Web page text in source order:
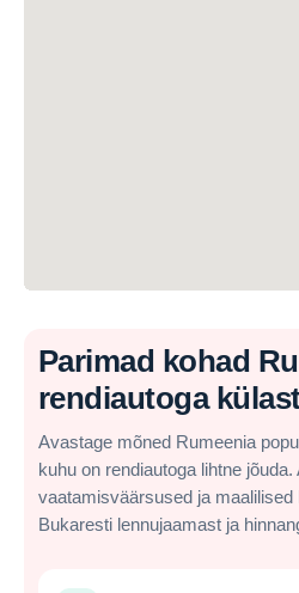
Parimad kohad
rendiautoga
Avastage mõned Rumeenia
kuhu on rendiautoga lihtne
vaatamisväärsused ja
Bukaresti lennujaamast ja